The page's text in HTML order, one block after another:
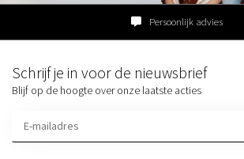
Persoonlijk advies
Schrijf je in voor de nieuwsbrief
Blijf op de hoogte over onze laatste acties